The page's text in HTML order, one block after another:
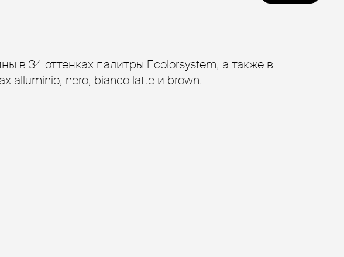
в 34 оттенках палитры Ecolorsystem, а также в
alluminio, nero, bianco latte и brown.